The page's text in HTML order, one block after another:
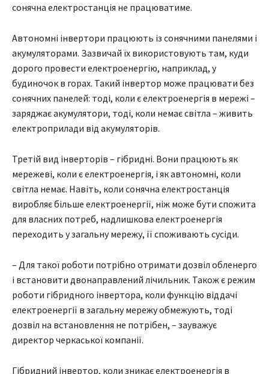
сонячна електростанція не працюватиме.
Автономні інвертори працюють із сонячними панелями і
акумуляторами. Зазвичай їх використовують там, куди
дорого провести електроенергію, наприклад, у
будиночок в горах. Такий інвертор може працювати без
сонячних панелей: тоді, коли є електроенергія в мережі –
заряджає акумулятори, тоді, коли немає світла – живить
електроприлади від акумуляторів.
Третій вид інверторів – гібридні. Вони працюють як
мережеві, коли є електроенергія, і як автономні, коли
світла немає. Навіть, коли сонячна електростанція
виробляє більше електроенергії, ніж може бути спожита
для власних потреб, надлишкова електроенергія
переходить у загальну мережу, її споживають сусіди.
– Для такої роботи потрібно отримати дозвіл обленерго
і встановити двонаправлений лічильник. Також є режим
роботи гібридного інвертора, коли функцію віддачі
електроенергії в загальну мережу обмежують, тоді
дозвіл на встановлення не потрібен, – зауважує
директор черкаської компанії.
Гібридний інвертор, коли зникає електроенергія в